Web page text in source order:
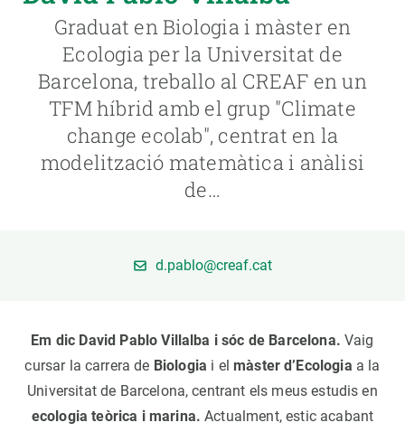
Graduat en Biologia i màster en
Ecologia per la Universitat de
Barcelona, treballo al CREAF en un
TFM híbrid amb el grup "Climate
change ecolab", centrat en la
modelització matemàtica i anàlisi
de…
d.pablo@creaf.cat
Em dic David Pablo Villalba i sóc de Barcelona. Vaig
cursar la carrera de Biologia i elmàster d’Ecologia a la
Universitat de Barcelona, centrant els meus estudis en
ecologia teòrica i marina. Actualment, estic acabant
NOTÍCIES I AGENDA